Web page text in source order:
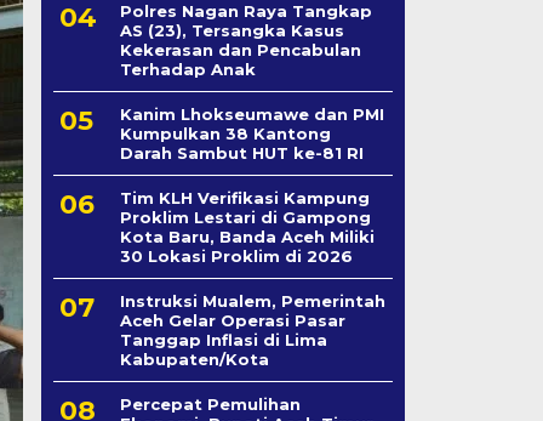
Polres Nagan Raya Tangkap
AS (23), Tersangka Kasus
Kekerasan dan Pencabulan
Terhadap Anak
Kanim Lhokseumawe dan PMI
Kumpulkan 38 Kantong
Darah Sambut HUT ke-81 RI
Tim KLH Verifikasi Kampung
Proklim Lestari di Gampong
Kota Baru, Banda Aceh Miliki
30 Lokasi Proklim di 2026
Instruksi Mualem, Pemerintah
Aceh Gelar Operasi Pasar
Tanggap Inflasi di Lima
Kabupaten/Kota
Percepat Pemulihan